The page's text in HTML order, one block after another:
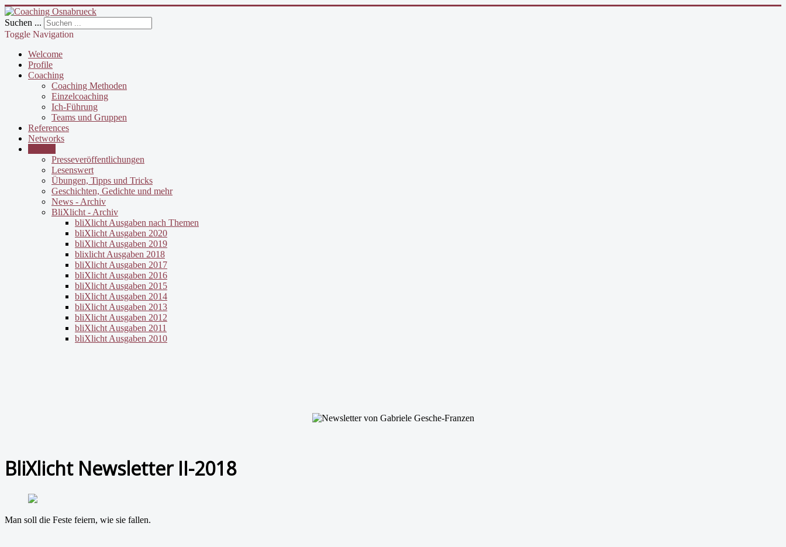
Suchen ...
Toggle Navigation
Welcome
Profile
Coaching
Coaching Methoden
Einzelcoaching
Ich-Führung
Teams und Gruppen
References
Networks
Presseveröffentlichungen
Lesenswert
Übungen, Tipps und Tricks
Geschichten, Gedichte und mehr
News - Archiv
BliXlicht - Archiv
bliXlicht Ausgaben nach Themen
bliXlicht Ausgaben 2020
bliXlicht Ausgaben 2019
blixlicht Ausgaben 2018
bliXlicht Ausgaben 2017
bliXlicht Ausgaben 2016
bliXlicht Ausgaben 2015
bliXlicht Ausgaben 2014
bliXlicht Ausgaben 2013
bliXlicht Ausgaben 2012
bliXlicht Ausgaben 2011
bliXlicht Ausgaben 2010
BliXlicht Newsletter II-2018
Man soll die Feste feiern, wie sie fallen.